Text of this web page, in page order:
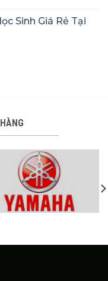
Sinh Giá Rẻ Tại